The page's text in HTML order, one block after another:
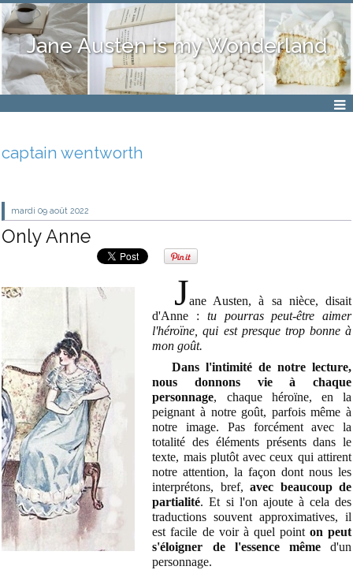
Jane Austen is my Wonderland
captain wentworth
mardi 09 août 2022
Only Anne
Jane Austen, à sa nièce, disait
d'Anne : tu pourras peut-être aimer
l'héroïne, qui est presque trop bonne à
mon goût.
Dans l'intimité de notre lecture,
nous donnons vie à chaque
personnage, chaque héroïne, en la
peignant à notre goût, parfois même à
notre image. Pas forcément avec la
totalité des éléments présents dans le
texte, mais plutôt avec ceux qui attirent
notre attention, la façon dont nous les
interprétons, bref,avec beaucoup de
partialité. Et si l'on ajoute à cela des
traductions souvent approximatives, il
est facile de voir à quel point on peut
s'éloigner de l'essence mêmed'un
personnage.